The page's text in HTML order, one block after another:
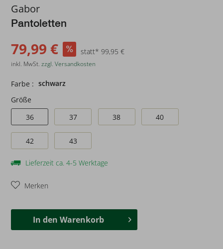
Gabor
Pantoletten
79,99 € statt* 99,95 €
inkl. MwSt.zzgl. Versandkosten
Farbe : schwarz
Größe
36
37 38 40
42 43
Lieferzeit ca. 4-5 Werktage
Merken
In den Warenkorb